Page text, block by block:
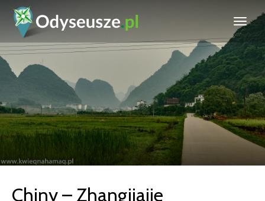
Chiny – Zhangjiajie